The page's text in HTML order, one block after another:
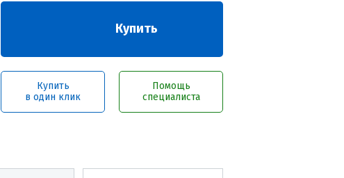
Купить
Купить
в один клик
Помощь
специалиста